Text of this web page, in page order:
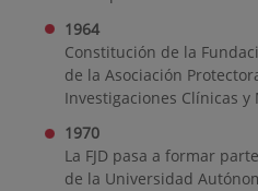
1964
Constitución de la
de la Asociación
Investigaciones Clínicas y
1970
La FJD pasa a formar
de la Universidad